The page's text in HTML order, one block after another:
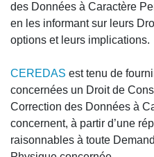
des Données à Caractère
en les informant sur leurs
options et leurs implications.
CEREDAS est tenu de
concernées un Droit de
Correction des Données à
concernent, à partir d’une
raisonnables à toute